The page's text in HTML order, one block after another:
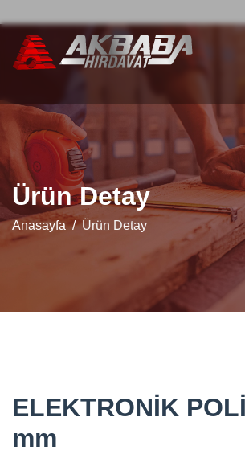
Ürün Detay
Anasayfa Ürün Detay
ELEKTRONİK
mm